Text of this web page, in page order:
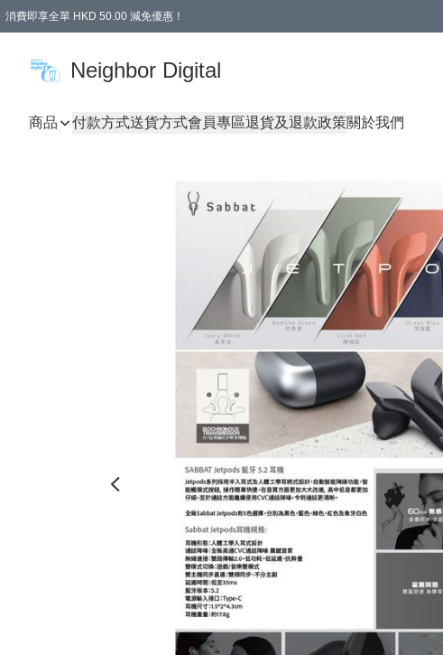
消費即享全單 HKD 50.00 減免優惠！
Neighbor Digital
商品 付款方式送貨方式會員專區退貨及退款政策關於我們